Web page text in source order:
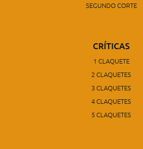
SEGUNDO CORTE
CRÍTICAS
1 CLAQUETE
2 CLAQUETES
3 CLAQUETES
4 CLAQUETES
5 CLAQUETES